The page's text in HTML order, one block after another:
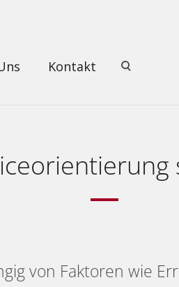
Kontakt
von Faktoren wie